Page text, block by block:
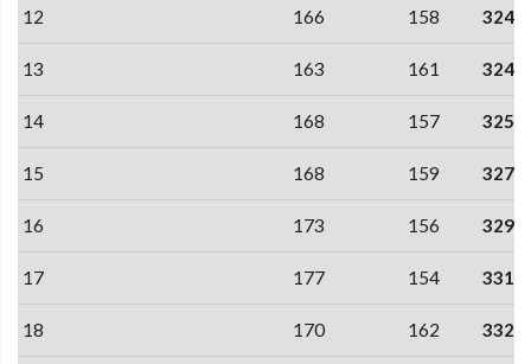
12 166 158 324
13 163 161 324
14 168 157 325
15 168 159 327
16 173 156 329
17 177 154 331
18 170 162 332